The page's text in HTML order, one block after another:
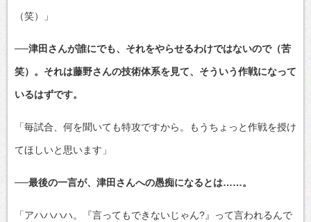
（笑）」
──津田さんが誰にでも、それをやらせるわけではないので（苦
笑）。それは藤野さんの技術体系を見て、そういう作戦になって
いるはずです。
「毎試合、何を聞いても特攻ですから。もうちょっと作戦を授け
てほしいと思います」
──最後の一言が、津田さんへの愚痴になるとは……。
「アハハハハ。『言ってもできないじゃん?』って言われるんで